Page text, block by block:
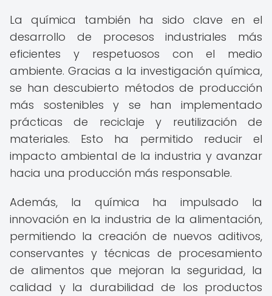
La química también ha sido clave en el
desarrollo de procesos industriales más
eficientes y respetuosos con el medio
ambiente. Gracias a la investigación química,
se han descubierto métodos de producción
más sostenibles y se han implementado
prácticas de reciclaje y reutilización de
materiales. Esto ha permitido reducir el
impacto ambiental de la industria y avanzar
hacia una producción más responsable.
Además, la química ha impulsado la
innovación en la industria de la alimentación,
permitiendo la creación de nuevos aditivos,
conservantes y técnicas de procesamiento
de alimentos que mejoran la seguridad, la
calidad y la durabilidad de los productos